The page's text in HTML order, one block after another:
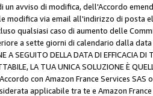
un avviso di modifica, dell'Accordo
modifica via email all'indirizzo di
qualsiasi caso di aumento delle
a sette giorni di calendario dalla data
A SEGUITO DELLA DATA DI EFFICACIA
LA TUA UNICA SOLUZIONE È
con Amazon France Services
applicabile tra te e Amazon